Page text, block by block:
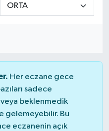
Her eczane gece
sadece
beklenmedik
gelemeyebilir. Bu
eczanenin açık